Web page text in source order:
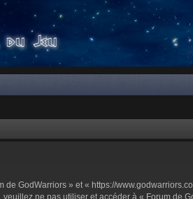
GodWarriors » et « https://
ne pas utiliser et accéder à « Forum de